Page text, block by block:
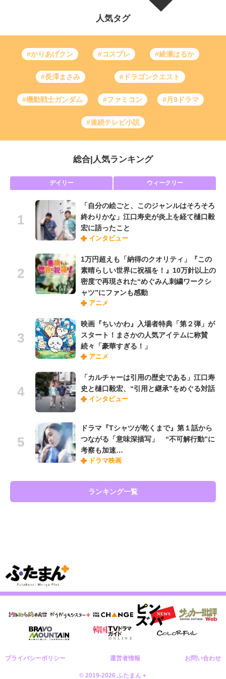
人気タグ
#かりあげクン #コスプレ #綾瀬はるか
#長澤まさみ #ドラゴンクエスト
#機動戦士ガンダム #ファミコン #月9ドラマ
#連続テレビ小説
総合 人気ランキング
デイリー ウィークリー
「自分の絵ごと、このジャンルはそろそろ
終わりかな」江口寿史が炎上を経て樋口毅
宏に語ったこと
インタビュー
1万円超えも「納得のクオリティ」『この
素晴らしい世界に祝福を！』10万針以上の
密度で再現された“めぐみん刺繍ワークシ
ャツ”にファンも感動
アニメ
映画『ちいかわ』入場者特典「第２弾」が
スタート！まさかの人気アイテムに称賛
続々「豪華すぎる！」
アニメ
「カルチャーは引用の歴史である」江口寿
史と樋口毅宏、“引用と継承”をめぐる対話
インタビュー
ドラマ『Tシャツが乾くまで』第１話から
つながる「意味深描写」 “不可解行動”に
考察も加速…
ドラマ映画
ランキング一覧
プライバシーポリシー 運営者情報 お問い合わせ
© 2019-2026 ふたまん＋